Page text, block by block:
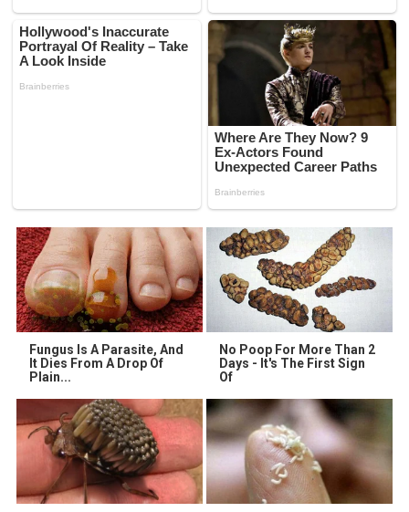
Fungus Is A Parasite, And
It Dies From A Drop Of
Plain...
No Poop For More Than 2
Days - It's The First Sign
Of